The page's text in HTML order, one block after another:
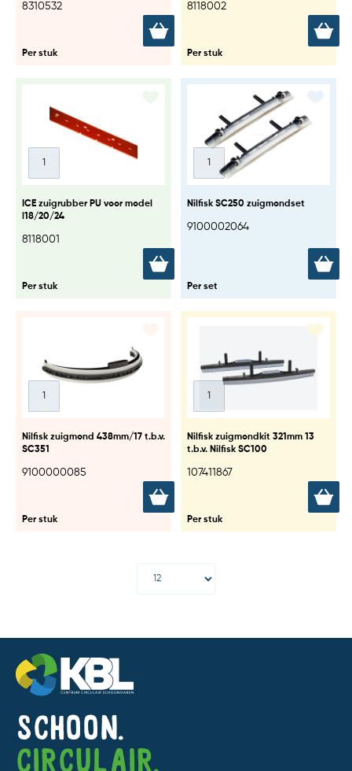
8310532
Per stuk
8118002
Per stuk
ICE zuigrubber PU voor model
l18/20/24
8118001
Per stuk
Nilfisk SC250 zuigmondset
9100002064
Per set
Nilfisk zuigmond 438mm/17 t.b.v.
SC351
9100000085
Per stuk
Nilfisk zuigmondkit 321mm 13
t.b.v. Nilfisk SC100
107411867
Per stuk
Schoon.
Circulair.